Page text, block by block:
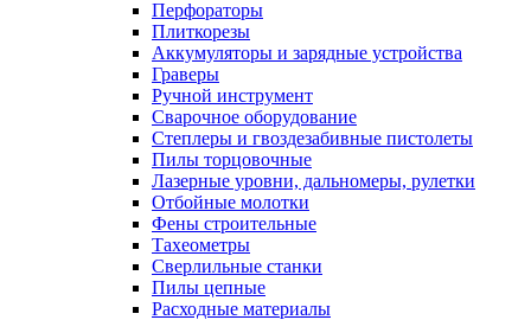
Перфораторы
Плиткорезы
Аккумуляторы и зарядные устройства
Граверы
Ручной инструмент
Сварочное оборудование
Степлеры и гвоздезабивные пистолеты
Пилы торцовочные
Лазерные уровни, дальномеры, рулетки
Отбойные молотки
Фены строительные
Тахеометры
Сверлильные станки
Пилы цепные
Расходные материалы